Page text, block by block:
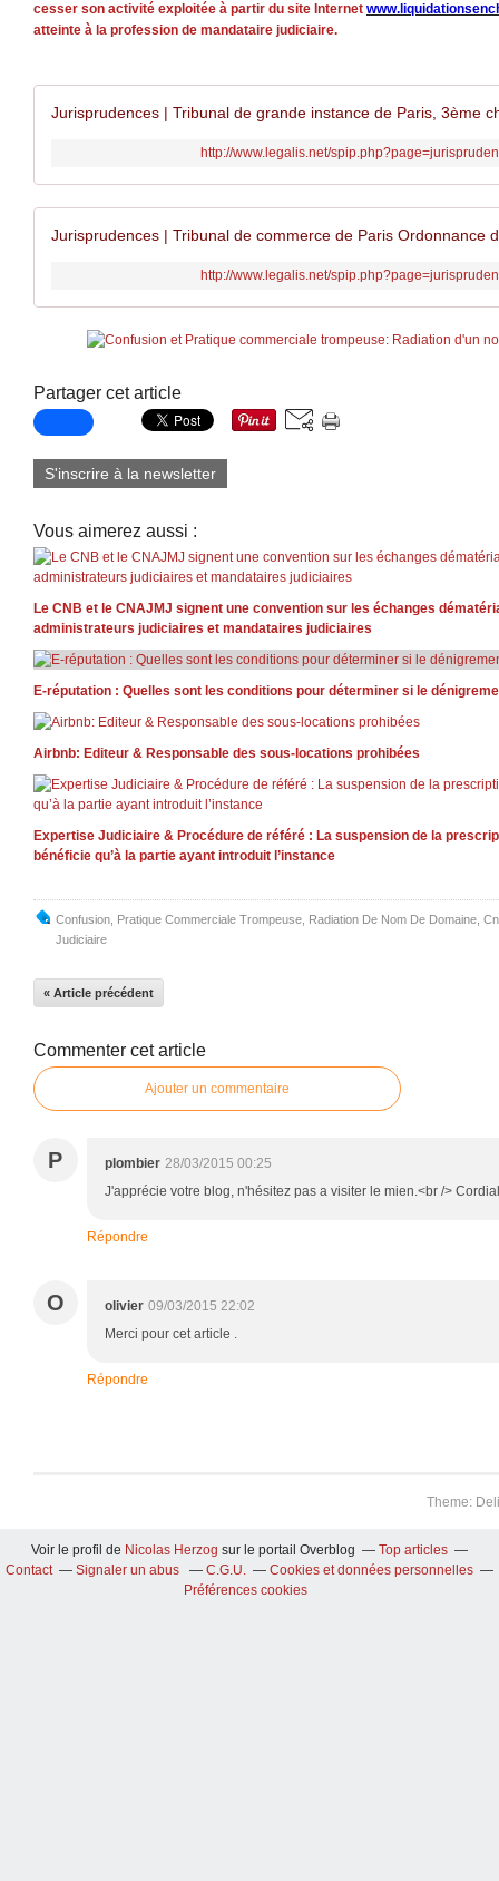
cesser son activité exploitée à partir du site Internet
atteinte à la profession de mandataire judiciaire.
http://www.legalis.net/
http://www.legalis.net/
Partager cet article
S'inscrire à la newsletter
Vous aimerez aussi :
Le CNB et le CNAJMJ signent une convention sur les échanges
administrateurs judiciaires et mandataires judiciaires
E-réputation : Quelles sont les conditions pour déterminer si le
Airbnb: Editeur & Responsable des sous-locations prohibées
Expertise Judiciaire & Procédure de référé : La suspension de la
bénéficie qu’à la partie ayant introduit l’instance
Confusion Pratique Commerciale Trompeuse Radiation De Nom De Domaine
Judiciaire
« Article précédent
Commenter cet article
Ajouter un commentaire
P plombier 28/03/2015 00:25
J'apprécie votre blog, n'hésitez pas a visiter le mien.<br />
Répondre
O olivier 09/03/2015 22:02
Merci pour cet article .
Répondre
Theme:
Voir le profil de Nicolas Herzog sur le portail Overblog
Top articles
Contact
Signaler un abus C.G.U.
Cookies et données personnelles
Préférences cookies